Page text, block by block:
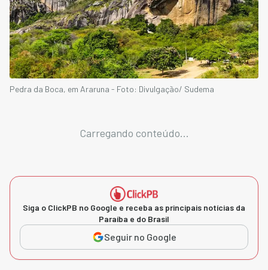
Pedra da Boca, em Araruna - Foto: Divulgação/ Sudema
Carregando conteúdo...
Siga o ClickPB no Google e receba as principais notícias da
Paraíba e do Brasil
Seguir no Google